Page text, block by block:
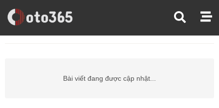
Trang Chủ Giá Xe Ô Tô
Bài viết đang được cập nhật...